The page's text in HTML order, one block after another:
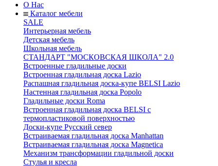
О Нас
Каталог мебели
SALE
Интерьерная мебель
Детская мебель
Школьная мебель
СТАНДАРТ "МОСКОВСКАЯ ШКОЛА" 2.0
Встроенные гладильные доски
Встроенная гладильная доска Lazio
Распашная гладильная доска-купе BELSI Lazio
Настенная гладильная доска Popolo
Гладильные доски Roma
Встроенная гладильная доска BELSI с
термопластиковой поверхностью
Доски-купе Русский север
Встраиваемая гладильная доска Manhattan
Встраиваемая гладильная доска Magnetica
Механизм трансформации гладильной доски
Стyлья и кресла